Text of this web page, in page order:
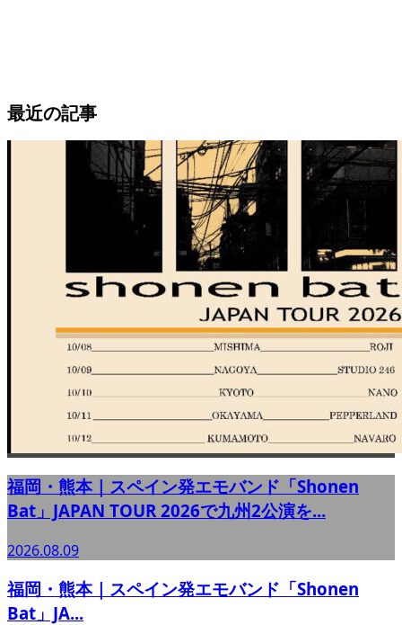
最近の記事
福岡・熊本｜スペイン発エモバンド「Shonen
Bat」JAPAN TOUR 2026で九州2公演を...
2026.08.09
福岡・熊本｜スペイン発エモバンド「Shonen
Bat」JA...